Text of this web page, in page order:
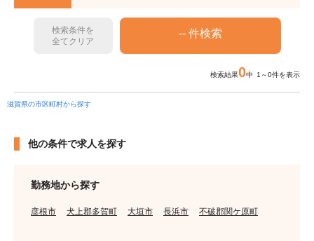
検索条件を
全てクリア
検索結果0中 1～0件を表示
滋賀県の市区町村から探す
他の条件で求人を探す
勤務地から探す
彦根市 犬上郡多賀町 大垣市 長浜市 不破郡関ケ原町